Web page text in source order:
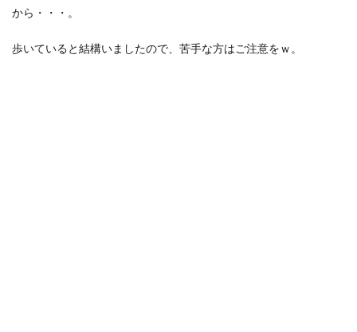
から・・・。
歩いていると結構いましたので、苦手な方はご注意をｗ。